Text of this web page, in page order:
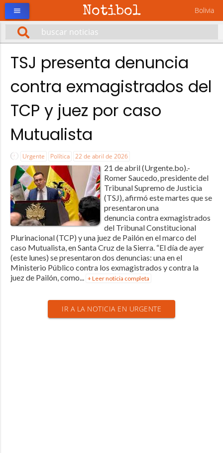
Notibol Bolivia
menu
TSJ presenta denuncia
contra exmagistrados del
TCP y juez por caso
Mutualista
Urgente Política 22 de abril de 2026
21 de abril (Urgente.bo).-
Romer Saucedo, presidente del
Tribunal Supremo de Justicia
(TSJ), afirmó este martes que se
presentaron una
denuncia contra exmagistrados
del Tribunal Constitucional
Plurinacional (TCP) y una juez de Pailón en el marco del
caso Mutualista, en Santa Cruz de la Sierra. “El día de ayer
(este lunes) se presentaron dos denuncias: una en el
Ministerio Público contra los exmagistrados y contra la
juez de Pailón, como... + Leer noticia completa
IR A LA NOTICIA EN URGENTE